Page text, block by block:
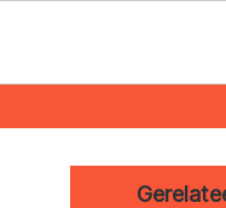
Primary
Sidebar